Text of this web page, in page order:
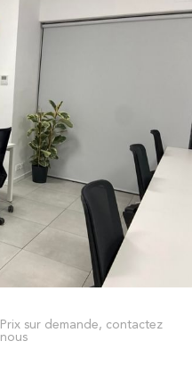
Prix sur demande, contactez
nous